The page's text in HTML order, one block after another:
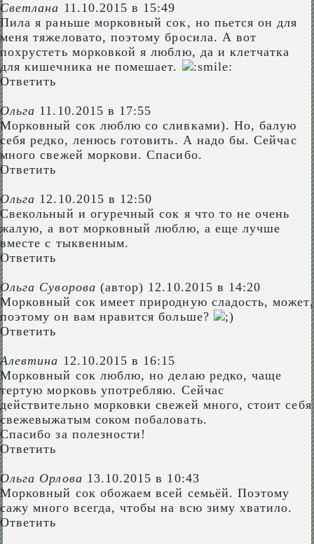
Светлана 11.10.2015 в 15:49
Пила я раньше морковный сок, но пьется он для
меня тяжеловато, поэтому бросила. А вот
похрустеть морковкой я люблю, да и клетчатка
для кишечника не помешает.
Ответить
Ольга 11.10.2015 в 17:55
Морковный сок люблю со сливками). Но, балую
себя редко, ленюсь готовить. А надо бы. Сейчас
много свежей моркови. Спасибо.
Ответить
Ольга 12.10.2015 в 12:50
Свекольный и огуречный сок я что то не очень
жалую, а вот морковный люблю, а еще лучше
вместе с тыквенным.
Ответить
Ольга Суворова (автор) 12.10.2015 в 14:20
Морковный сок имеет природную сладость, может,
поэтому он вам нравится больше?
Ответить
Алевтина 12.10.2015 в 16:15
Морковный сок люблю, но делаю редко, чаще
тертую морковь употребляю. Сейчас
действительно морковки свежей много, стоит себя
свежевыжатым соком побаловать.
Спасибо за полезности!
Ответить
Ольга Орлова 13.10.2015 в 10:43
Морковный сок обожаем всей семьёй. Поэтому
сажу много всегда, чтобы на всю зиму хватило.
Ответить